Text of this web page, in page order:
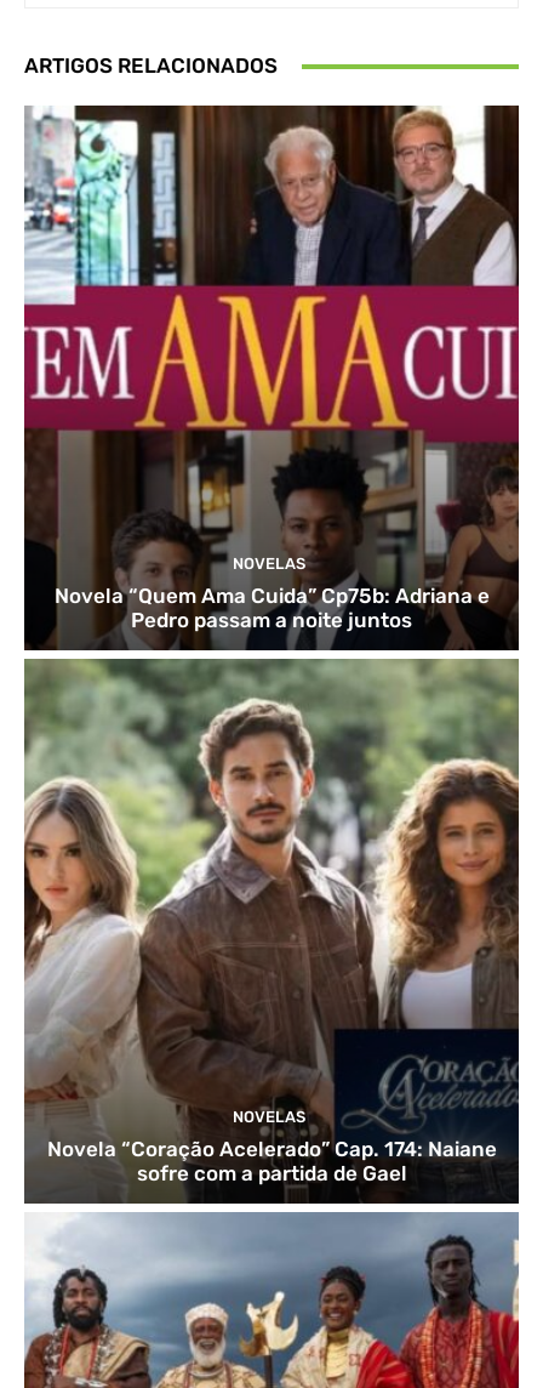
ARTIGOS RELACIONADOS
NOVELAS
Novela “Quem Ama Cuida” Cp75b: Adriana e
Pedro passam a noite juntos
NOVELAS
Novela “Coração Acelerado” Cap. 174: Naiane
sofre com a partida de Gael